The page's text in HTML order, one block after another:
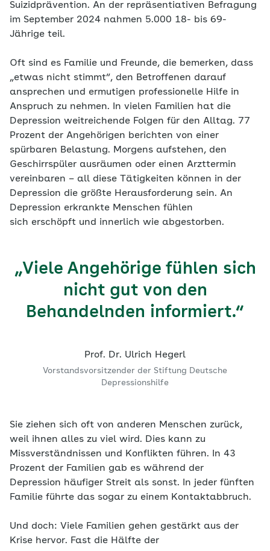
Suizidprävention. An der repräsentiativen Befragung
im September 2024 nahmen 5.000 18- bis 69-
Jährige teil.
Oft sind es Familie und Freunde, die bemerken, dass
„etwas nicht stimmt“, den Betroffenen darauf
ansprechen und ermutigen professionelle Hilfe in
Anspruch zu nehmen. In vielen Familien hat die
Depression weitreichende Folgen für den Alltag. 77
Prozent der Angehörigen berichten von einer
spürbaren Belastung. Morgens aufstehen, den
Geschirrspüler ausräumen oder einen Arzttermin
vereinbaren – all diese Tätigkeiten können in der
Depression die größte Herausforderung sein. An
Depression erkrankte Menschen fühlen
sich erschöpft und innerlich wie abgestorben.
„Viele Angehörige fühlen sich
nicht gut von den
Behandelnden informiert.“
Prof. Dr. Ulrich Hegerl
Vorstandsvorsitzender der Stiftung Deutsche
Depressionshilfe
Sie ziehen sich oft von anderen Menschen zurück,
weil ihnen alles zu viel wird. Dies kann zu
Missverständnissen und Konflikten führen. In 43
Prozent der Familien gab es während der
Depression häufiger Streit als sonst. In jeder fünften
Familie führte das sogar zu einem Kontaktabbruch.
Und doch: Viele Familien gehen gestärkt aus der
Krise hervor. Fast die Hälfte der